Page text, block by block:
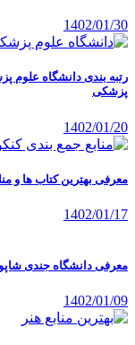
1402/01/30
پزشکی
1402/01/20
معرفی بهترین کتاب ها و
1402/01/17
معرفی دانشگاه جندی
1402/01/09